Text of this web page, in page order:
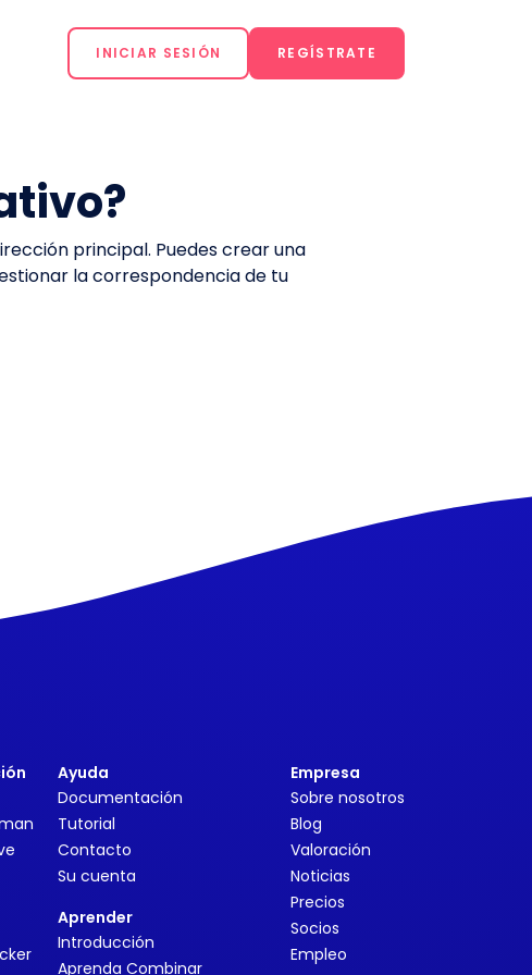
INICIAR SESIÓN REGÍSTRATE
principal. Puedes crear una
la correspondencia de tu
Ayuda
Documentación
Tutorial
Contacto
Su cuenta
Aprender
Introducción
Aprenda Combinar
Empresa
Sobre nosotros
Blog
Valoración
Noticias
Precios
Socios
Empleo